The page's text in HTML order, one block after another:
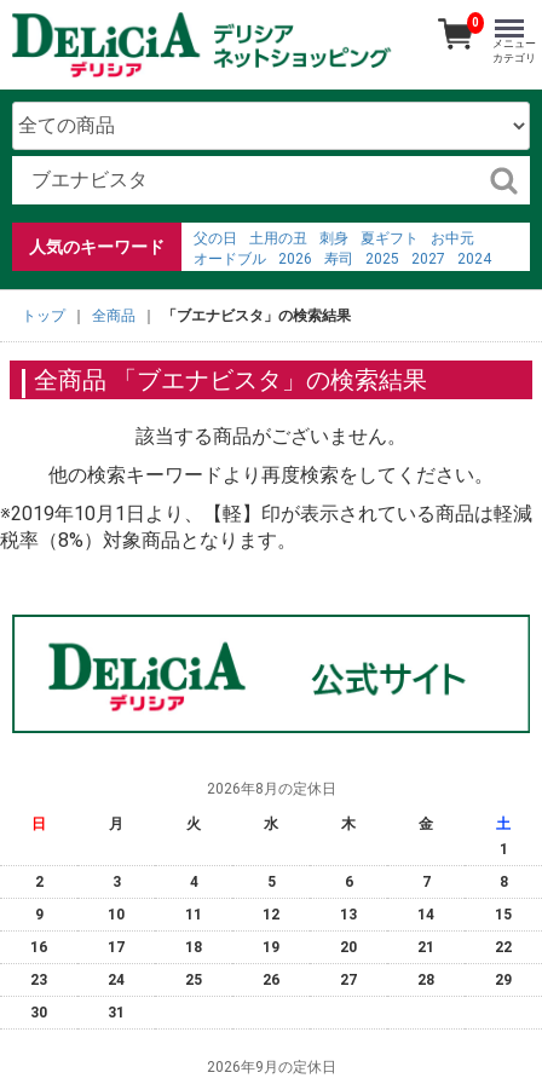
人気のキーワード 父の日 土用の丑 刺身 夏ギフト
お中元
オードブル
2026 寿司 2025 2027
2024
%EC%B8%A0%EC%A7%80%ED%95%9C
%E5%A4%9A%E5%BA%A6%E7%A5%9E%E7%A4%BE
0
メニュー
カテゴリ
トップ 全商品 「ブエナビスタ」の検索結果
全商品 「ブエナビスタ」の検索結果
該当する商品がございません。
他の検索キーワードより再度検索をしてください。
※2019年10月1日より、【軽】印が表示されている商品は軽減
税率（8%）対象商品となります。
2026年8月の定休日
日 月 火 水 木 金
土
1
2
3 4 5 6 7
8
9
10 11 12 13 14
15
16
17 18 19 20 21
22
23
24 25 26 27 28
29
30
31
2026年9月の定休日